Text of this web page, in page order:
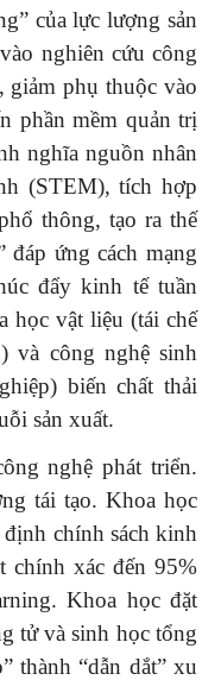
của lực lượng sản
nghiên cứu công
giảm phụ thuộc vào
phần mềm quản trị
nghĩa nguồn nhân
(STEM), tích hợp
thông, tạo ra thế
đáp ứng cách mạng
đẩy kinh tế tuần
học vật liệu (tái chế
và công nghệ sinh
biến chất thải
sản xuất.
nghệ phát triển.
tái tạo. Khoa học
chính sách kinh
chính xác đến 95%
Khoa học đặt
tử và sinh học tổng
thành “dẫn dắt” xu